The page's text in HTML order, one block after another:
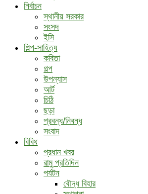
নির্বাচন
স্থানীয় সরকার
সংসদ
ইসি
শিল্প-সাহিত্য
কবিতা
গল্প
উপন্যাস
আর্ট
চিঠি
ছড়া
প্রবন্ধ/নিবন্ধ
সংবাদ
বিবিধ
প্রধান খবর
রামু প্রতিদিন
পর্যটন
বৌদ্ধ ‍বিহার